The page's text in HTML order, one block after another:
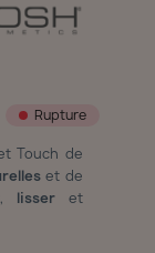
Rupture
Touch de
et de
, lisser et